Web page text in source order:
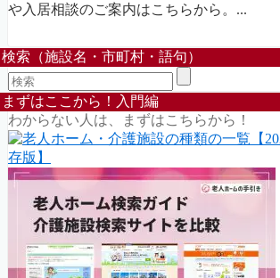
や入居相談のご案内はこちらから。...
検索（施設名・市町村・語句）
まずはここから！入門編
わからない人は、まずはこちらから！